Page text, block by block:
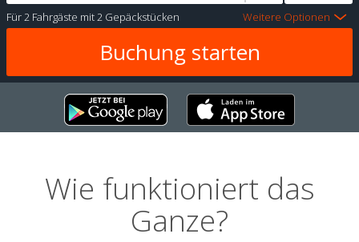
Für2 Fahrgäste mit2 Gepäckstücken Weitere Optionen
Wie funktioniert das
Ganze?